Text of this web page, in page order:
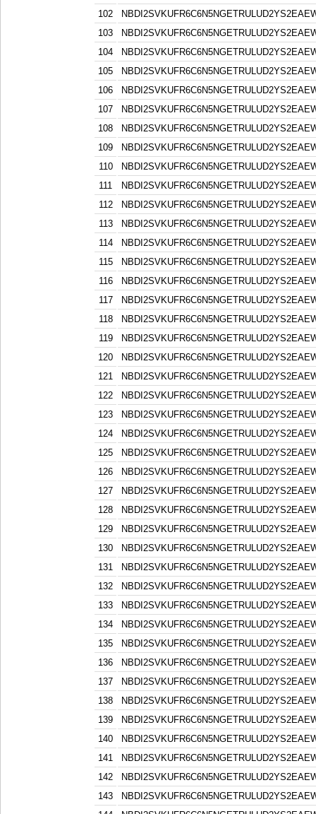
102
103
104
105
106
107
108
109
110
111
112
113
114
115
116
117
118
119
120
121
122
123
124
125
126
127
128
129
130
131
132
133
134
135
136
137
138
139
140
141
142
143